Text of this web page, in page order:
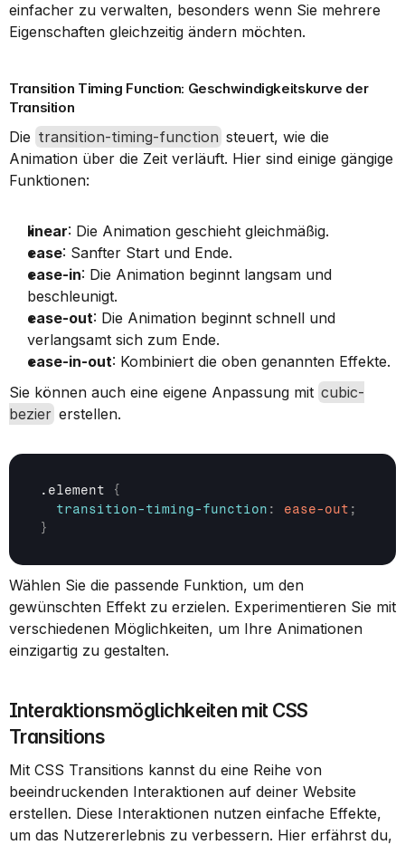
einfacher zu verwalten, besonders wenn Sie mehrere
Eigenschaften gleichzeitig ändern möchten.
Transition Timing Function: Geschwindigkeitskurve der
Transition
Die transition-timing-function steuert, wie die
Animation über die Zeit verläuft. Hier sind einige gängige
Funktionen:
linear: Die Animation geschieht gleichmäßig.
ease: Sanfter Start und Ende.
ease-in: Die Animation beginnt langsam und
beschleunigt.
ease-out: Die Animation beginnt schnell und
verlangsamt sich zum Ende.
ease-in-out: Kombiniert die oben genannten Effekte.
Sie können auch eine eigene Anpassung mit cubic-
bezier erstellen.
.element
{
transition-timing-function : ease-out ;
}
Wählen Sie die passende Funktion, um den
gewünschten Effekt zu erzielen. Experimentieren Sie mit
verschiedenen Möglichkeiten, um Ihre Animationen
einzigartig zu gestalten.
Interaktionsmöglichkeiten mit CSS
Transitions
Mit CSS Transitions kannst du eine Reihe von
beeindruckenden Interaktionen auf deiner Website
erstellen. Diese Interaktionen nutzen einfache Effekte,
um das Nutzererlebnis zu verbessern. Hier erfährst du,